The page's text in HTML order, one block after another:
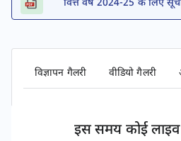
विज्ञापन गैलरी वीडियो गैलरी
इस समय कोई लाइव